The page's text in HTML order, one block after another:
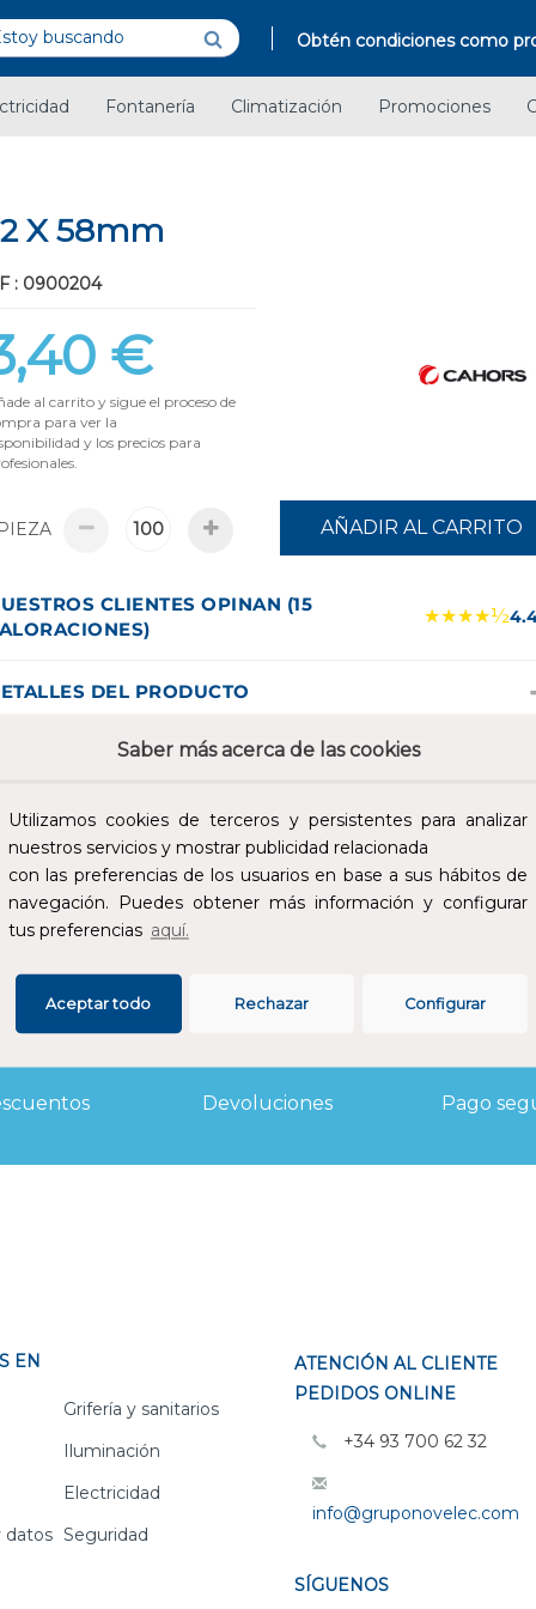
Saber más acerca de las cookies
Utilizamos cookies de terceros y persistentes para analizar
nuestros servicios y mostrar publicidad relacionada
con las preferencias de los usuarios en base a sus hábitos de
navegación. Puedes obtener más información y configurar
tus preferencias aquí.
Configurar
Rechazar
Aceptar todo
Obtén condiciones como
Fontanería Climatización Promociones
X 58mm
: 0900204
€
al carrito y sigue el proceso de
para ver la
y los precios para
PIEZA AÑADIR AL CARRITO
CLIENTES OPINAN (15
★★★★½
DEL PRODUCTO
de neutro 22 x 58mm. Tubos de latón niquelado.
Devoluciones Pago
EN
Grifería y sanitarios
Iluminación
Electricidad
datos Seguridad
ATENCIÓN AL CLIENTE
PEDIDOS ONLINE
+34 93 700 62 32
info@gruponovelec.com
SÍGUENOS